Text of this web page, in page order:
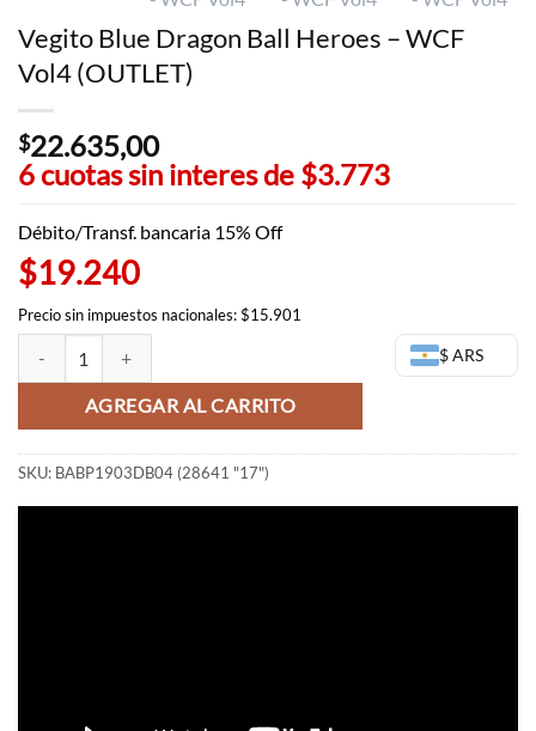
Vegito Blue Dragon Ball Heroes – WCF
Vol4 (OUTLET)
$22.635,00
6 cuotas sin interes de $3.773
Débito/Transf. bancaria 15% Off
$19.240
Precio sin impuestos nacionales: $15.901
$ ARS
Vegito Blue Dragon Ball Heroes - WCF Vol4 (OUTLET) cantidad
AGREGAR AL CARRITO
SKU: BABP1903DB04 (28641 "17")